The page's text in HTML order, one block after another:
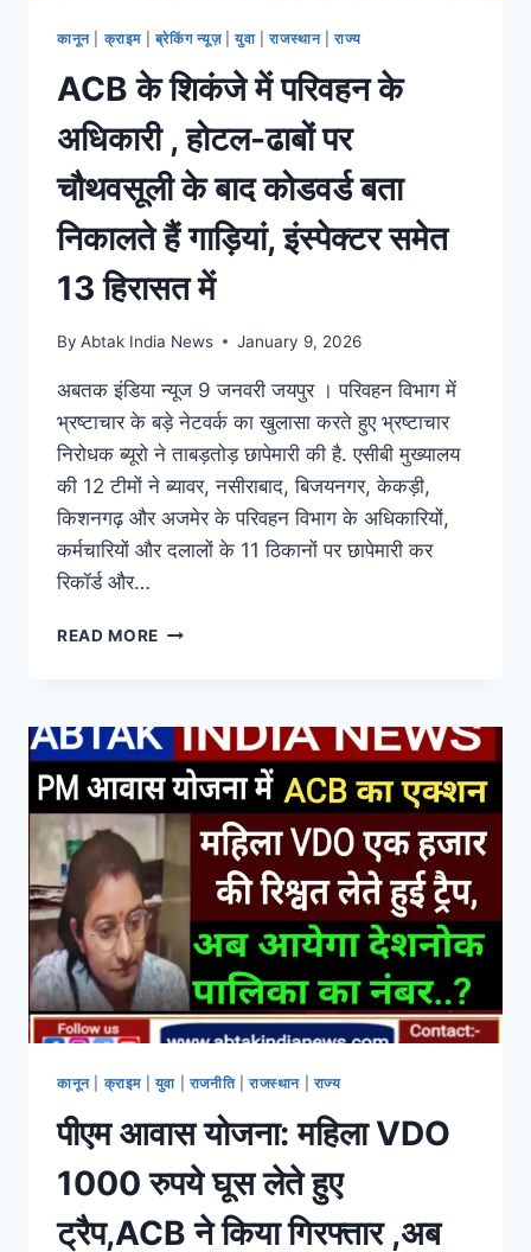
कानून| क्राइम| ब्रेकिंग न्यूज़|युवा|राजस्थान|राज्य
ACB के शिकंजे में परिवहन के
अधिकारी , होटल-ढाबों पर
चौथवसूली के बाद कोडवर्ड बता
निकालते हैं गाड़ियां, इंस्पेक्टर समेत
13 हिरासत में
By Abtak India News January 9, 2026
अबतक इंडिया न्यूज 9 जनवरी जयपुर । परिवहन विभाग में
भ्रष्टाचार के बड़े नेटवर्क का खुलासा करते हुए भ्रष्टाचार
निरोधक ब्यूरो ने ताबड़तोड़ छापेमारी की है. एसीबी मुख्यालय
की 12 टीमों ने ब्यावर, नसीराबाद, बिजयनगर, केकड़ी,
किशनगढ़ और अजमेर के परिवहन विभाग के अधिकारियों,
कर्मचारियों और दलालों के 11 ठिकानों पर छापेमारी कर
रिकॉर्ड और…
READ MORE
कानून| क्राइम| युवा| राजनीति| राजस्थान| राज्य
पीएम आवास योजना: महिला VDO
1000 रुपये घूस लेते हुए
ट्रैप,ACB ने किया गिरफ्तार ,अब